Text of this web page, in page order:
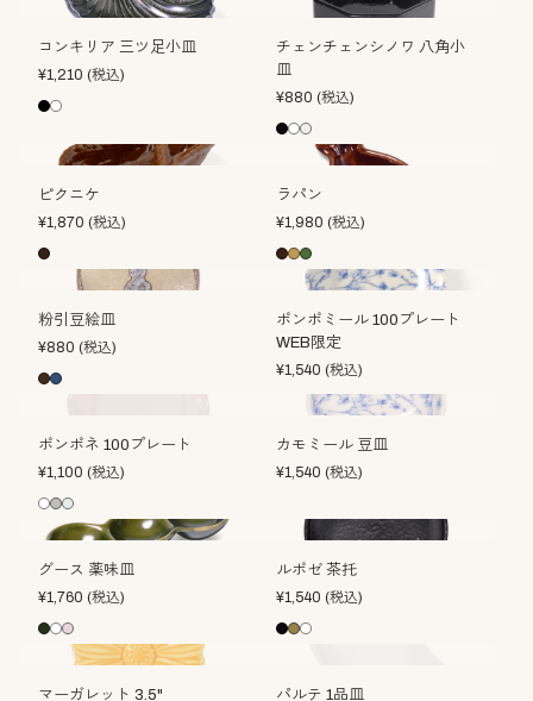
コンキリア 三ツ足小皿
¥1,210 (税込)
チェンチェンシノワ 八角小
皿
¥880 (税込)
ピクニケ
¥1,870 (税込)
ラパン
¥1,980 (税込)
粉引豆絵皿
¥880 (税込)
ポンポミール 100プレート
WEB限定
¥1,540 (税込)
ポンポネ 100プレート
¥1,100 (税込)
カモミール 豆皿
¥1,540 (税込)
グース 薬味皿
¥1,760 (税込)
ルポゼ 茶托
¥1,540 (税込)
マーガレット 3.5" パルテ 1品皿